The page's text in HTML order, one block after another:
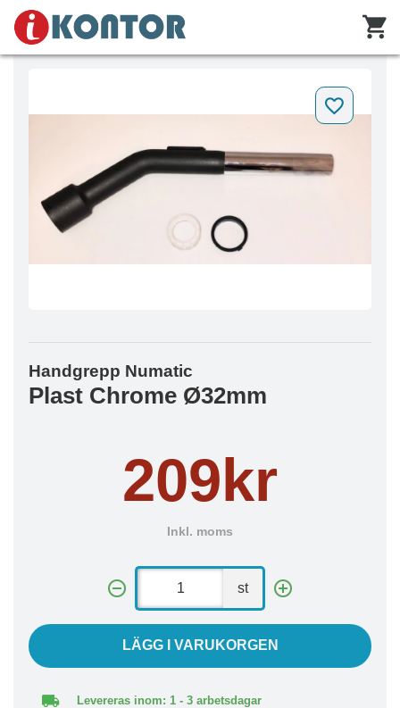
Handgrepp Numatic
Plast Chrome Ø32mm
209kr
Inkl. moms
st
LÄGG I VARUKORGEN
Levereras inom: 1 - 3 arbetsdagar